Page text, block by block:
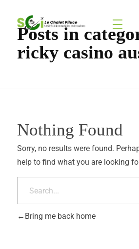
Agence Immobilière et de Tourisme
Immobilier, Tourisme, Vente & Achat
Posts in
ricky casino
Nothing Found
Sorry, no results were found.
help to find what you are looking
Bring me back home